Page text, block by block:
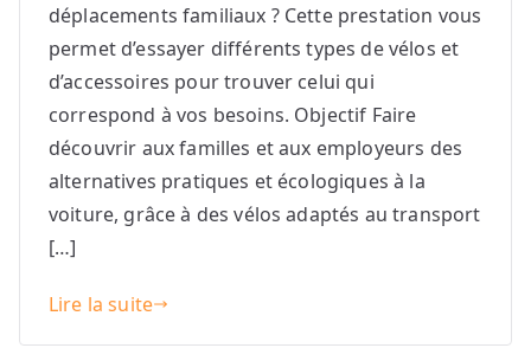
déplacements familiaux ? Cette prestation vous
permet d’essayer différents types de vélos et
d’accessoires pour trouver celui qui
correspond à vos besoins. Objectif Faire
découvrir aux familles et aux employeurs des
alternatives pratiques et écologiques à la
voiture, grâce à des vélos adaptés au transport
[…]
Lire la suite